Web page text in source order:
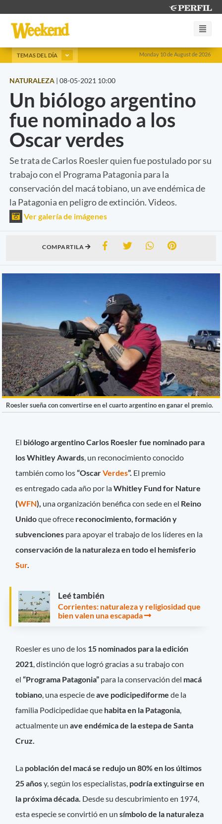
Monday 10 de August de 2026
TEMAS DEL DÍA
NATURALEZA | 08-05-2021 10:00
Un biólogo argentino
fue nominado a los
Oscar verdes
Se trata de Carlos Roesler quien fue postulado por su
trabajo con el Programa Patagonia para la
conservación del macá tobiano, un ave endémica de
la Patagonia en peligro de extinción. Videos.
Ver galería de imágenes
COMPARTILA
Roesler sueña con convertirse en el cuarto argentino en ganar el premio.
El biólogo argentino Carlos Roesler fue nominado para
los Whitley Awards , un reconocimiento conocido
también como los“OscarVerdes”. El premio
es entregado cada año por laWhitley Fund for Nature
(WFN), una organización benéfica con sede en el Reino
Unidoque ofrece reconocimiento, formación y
subvenciones para apoyar el trabajo de los líderes en la
conservación de la naturaleza en todo el hemisferio
Sur.
Leé también
Corrientes: naturaleza y religiosidad que
bien valen una escapada
Roesler es uno de los 15 nominados para la edición
2021, distinción que logró gracias a su trabajo con
el“Programa Patagonia” para la conservación del macá
tobiano, una especie deave podicipediforme de la
familia Podicipedidae que habita en la Patagonia,
actualmente unave endémica de la estepa de Santa
Cruz.
La población del macá se redujo un 80% en los últimos
25 añosy, según los especialistas, podría extinguirse en
la próxima década. Desde su descubrimiento en 1974,
esta especie se convirtió en unsímbolo de la naturaleza